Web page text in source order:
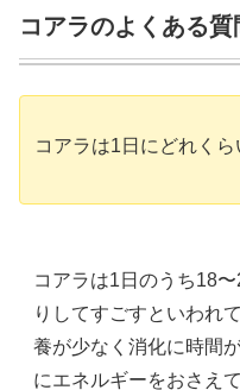
コアラのよくある質
コアラは1日にどれくら
コアラは1日のうち18
りしてすごすといわれ
養が少なく消化に時間
にエネルギーをおさえ